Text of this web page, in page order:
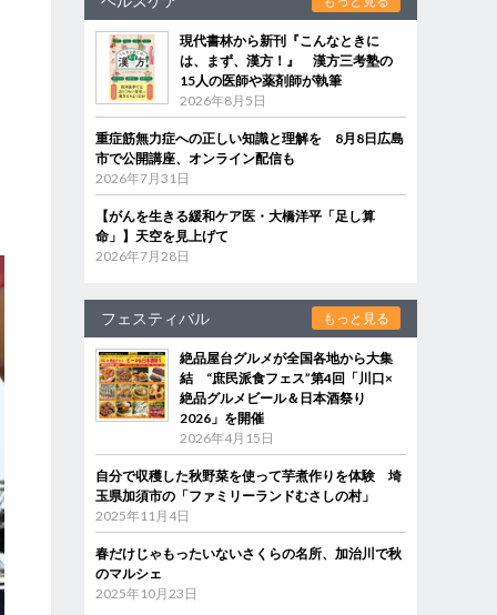
現代書林から新刊『こんなときに
は、まず、漢方！』 漢方三考塾の
15人の医師や薬剤師が執筆
2026年8月5日
重症筋無力症への正しい知識と理解を 8月8日広島
市で公開講座、オンライン配信も
2026年7月31日
【がんを生きる緩和ケア医・大橋洋平「足し算
命」】天空を見上げて
2026年7月28日
フェスティバル もっと見る
絶品屋台グルメが全国各地から大集
結 “庶民派食フェス”第4回「川口×
絶品グルメビール＆日本酒祭り
2026」を開催
2026年4月15日
自分で収穫した秋野菜を使って芋煮作りを体験 埼
玉県加須市の「ファミリーランドむさしの村」
2025年11月4日
春だけじゃもったいないさくらの名所、加治川で秋
のマルシェ
2025年10月23日